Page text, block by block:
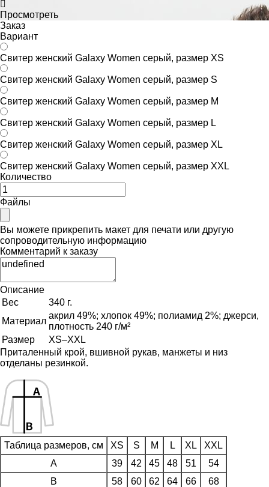
Просмотреть
Заказ
Вариант
Свитер женский Galaxy Women серый, размер XS
Свитер женский Galaxy Women серый, размер S
Свитер женский Galaxy Women серый, размер M
Свитер женский Galaxy Women серый, размер L
Свитер женский Galaxy Women серый, размер XL
Свитер женский Galaxy Women серый, размер XXL
Количество
Файлы
Вы можете прикрепить макет для печати или другую
сопроводительную информацию
Комментарий к заказу
Описание
Вес
340 г.
Материал
акрил 49%; хлопок 49%; полиамид 2%; джерси,
плотность 240 г/м²
Размер
XS–XXL
Приталенный крой, вшивной рукав, манжеты и низ
отделаны резинкой.
Таблица размеров, см XS S M L XL
XXL
A
39 42 45 48 51
54
B
58 60 62 64 66 68